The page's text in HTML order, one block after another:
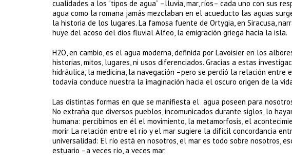
cualidades a los “tipos de agua” –lluvia, mar, ríos– cada uno con sus
agua como la romana jamás mezclaban en el acueducto las aguas
la historia de los lugares. La famosa fuente de Ortygia, en Siracusa,
huye del acoso del dios fluvial Alfeo, la emigración griega hacia la isla.
H2O, en cambio, es el agua moderna, definida por Lavoisier en los
historias, mitos, lugares, ni usos diferenciados. Gracias a estas
hidráulica, la medicina, la navegación –pero se perdió la relación
todavía conduce nuestra la imaginación hacia el oscuro origen de la
Las distintas formas en que se manifiesta el agua poseen para
No extraña que diversos pueblos, incomunicados durante siglos, lo
humana: percibimos en él el movimiento, la metamorfosis, el
morir. La relación entre el río y el mar sugiere la difícil concordancia
universalidad: El río está en nosotros, el mar es todo sobre nosotros,
estuario –a veces río, a veces mar.